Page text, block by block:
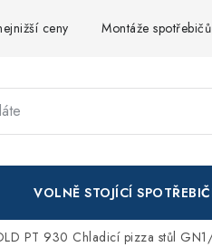
ceny Montáže spotřebičů
VOLNĚ STOJÍCÍ
PT 930 Chladicí pizza stůl